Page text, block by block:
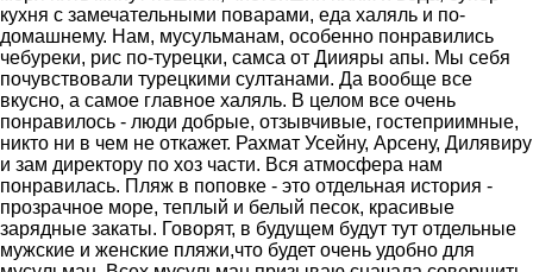
кухня с замечательными поварами, еда халяль и по-
домашнему. Нам, мусульманам, особенно понравились
чебуреки, рис по-турецки, самса от Диияры апы. Мы себя
почувствовали турецкими султанами. Да вообще все
вкусно, а самое главное халяль. В целом все очень
понравилось - люди добрые, отзывчивые, гостеприимные,
никто ни в чем не откажет. Рахмат Усейну, Арсену, Дилявиру
и зам директору по хоз части. Вся атмосфера нам
понравилась. Пляж в поповке - это отдельная история -
прозрачное море, теплый и белый песок, красивые
зарядные закаты. Говорят, в будущем будут тут отдельные
мужские и женские пляжи,что будет очень удобно для